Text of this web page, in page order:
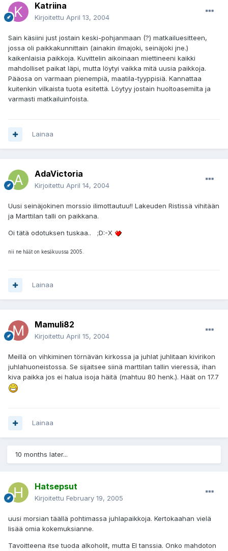
Katriina
Kirjoitettu April 13, 2004
Sain käsiini just jostain keski-pohjanmaan (?) matkailuesitteen,
jossa oli paikkakunnittain (ainakin ilmajoki, seinäjoki jne.)
kaikenlaisia paikkoja. Kuvittelin aikoinaan miettineeni kaikki
mahdolliset paikat läpi, mutta löytyi vaikka mitä uusia paikkoja.
Pääosa on varmaan pienempiä, maatila-tyyppisiä. Kannattaa
kuitenkin vilkaista tuota esitettä. Löytyy jostain huoltoasemilta ja
varmasti matkailuinfoista.
Lainaa
AdaVictoria
Kirjoitettu April 14, 2004
Uusi seinäjokinen morssio ilimottautuu!! Lakeuden Ristissä vihitään
ja Marttilan talli on paikkana.
Oi tätä odotuksen tuskaa.. ;D:-X
nii ne häät on kesäkuussa 2005.
Lainaa
Mamuli82
Kirjoitettu April 15, 2004
Meillä on vihkiminen törnävän kirkossa ja juhlat juhlitaan kivirikon
juhlahuoneistossa. Se sijaitsee siinä marttilan tallin vieressä, ihan
kiva paikka jos ei halua isoja häitä (mahtuu 80 henk.). Häät on 17.7
Lainaa
10 months later...
Hatsepsut
Kirjoitettu February 19, 2005
uusi morsian täällä pohtimassa juhlapaikkoja. Kertokaahan vielä
lisää omia kokemuksianne.
Tavoitteena itse tuoda alkoholit, mutta EI tanssia. Onko mahdoton